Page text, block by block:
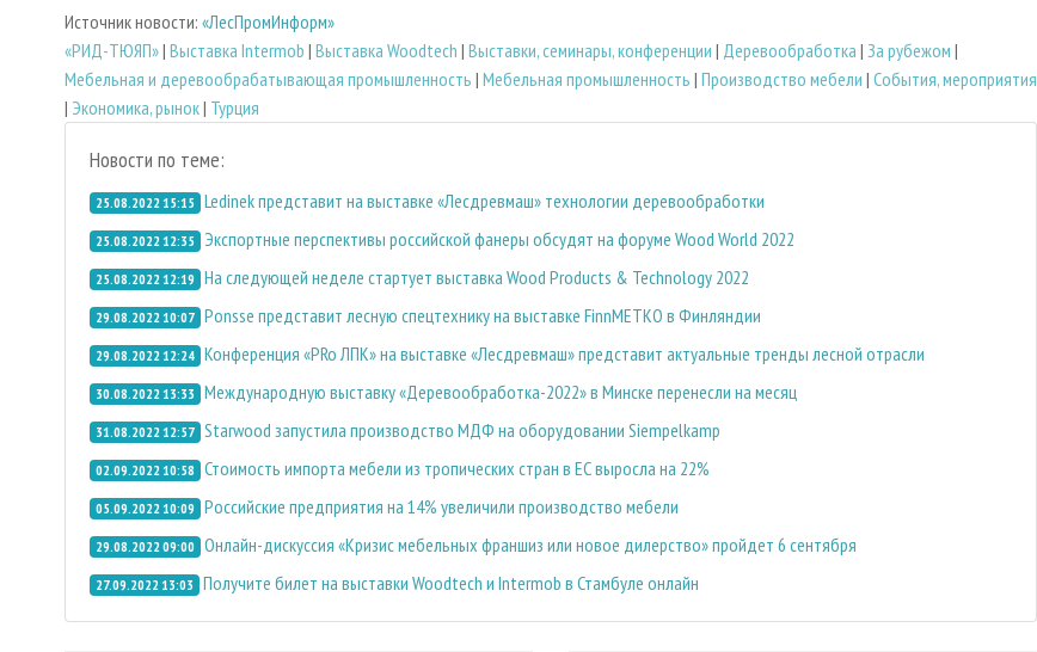
Источник новости: «ЛесПромИнформ»
«РИД-ТЮЯП»| Выставка Intermob | Выставка Woodtech | Выставки, семинары, конференции | Деревообработка | За рубежом |
Мебельная и деревообрабатывающая промышленность | Мебельная промышленность | Производство мебели | События, мероприятия
| Экономика, рынок| Турция
Новости по теме:
25.08.2022 15:15 Ledinek представит на выставке «Лесдревмаш» технологии деревообработки
25.08.2022 12:35 Экспортные перспективы российской фанеры обсудят на форуме Wood World 2022
25.08.2022 12:19 На следующей неделе стартует выставка Wood Products & Technology 2022
29.08.2022 10:07 Ponsse представит лесную спецтехнику на выставке FinnMETKO в Финляндии
29.08.2022 12:24 Конференция «PRo ЛПК» на выставке «Лесдревмаш» представит актуальные тренды лесной отрасли
30.08.2022 13:33 Международную выставку «Деревообработка-2022» в Минске перенесли на месяц
31.08.2022 12:57 Starwood запустила производство МДФ на оборудовании Siempelkamp
02.09.2022 10:58 Стоимость импорта мебели из тропических стран в ЕС выросла на 22%
05.09.2022 10:09 Российские предприятия на 14% увеличили производство мебели
29.08.2022 09:00 Онлайн-дискуссия «Кризис мебельных франшиз или новое дилерство» пройдет 6 сентября
27.09.2022 13:03 Получите билет на выставки Woodtech и Intermob в Стамбуле онлайн